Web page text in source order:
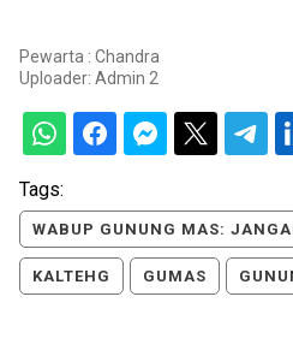
Pewarta : Chandra
Uploader: Admin 2
Tags:
WABUP GUNUNG MAS:
KALTEHG GUMAS